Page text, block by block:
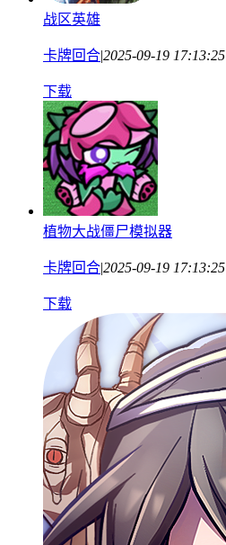
战区英雄
卡牌回合|2025-09-19 17:13:25
下载
植物大战僵尸模拟器
卡牌回合|2025-09-19 17:13:25
下载